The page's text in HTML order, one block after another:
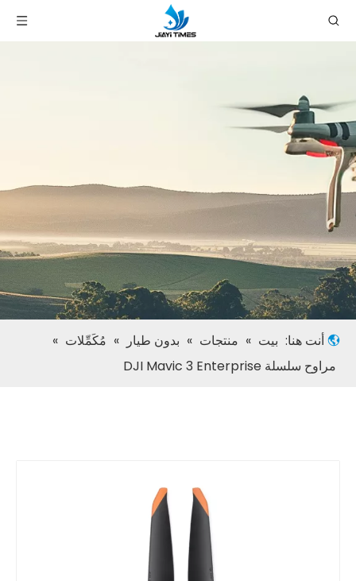
أنت هنا: بيت » منتجات » بدون طيار » مُكَمِّلات »
مراوح سلسلة DJI Mavic 3 Enterprise